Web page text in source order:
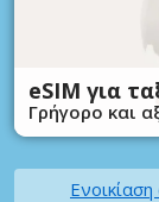
eSIM για
Γρήγορο και